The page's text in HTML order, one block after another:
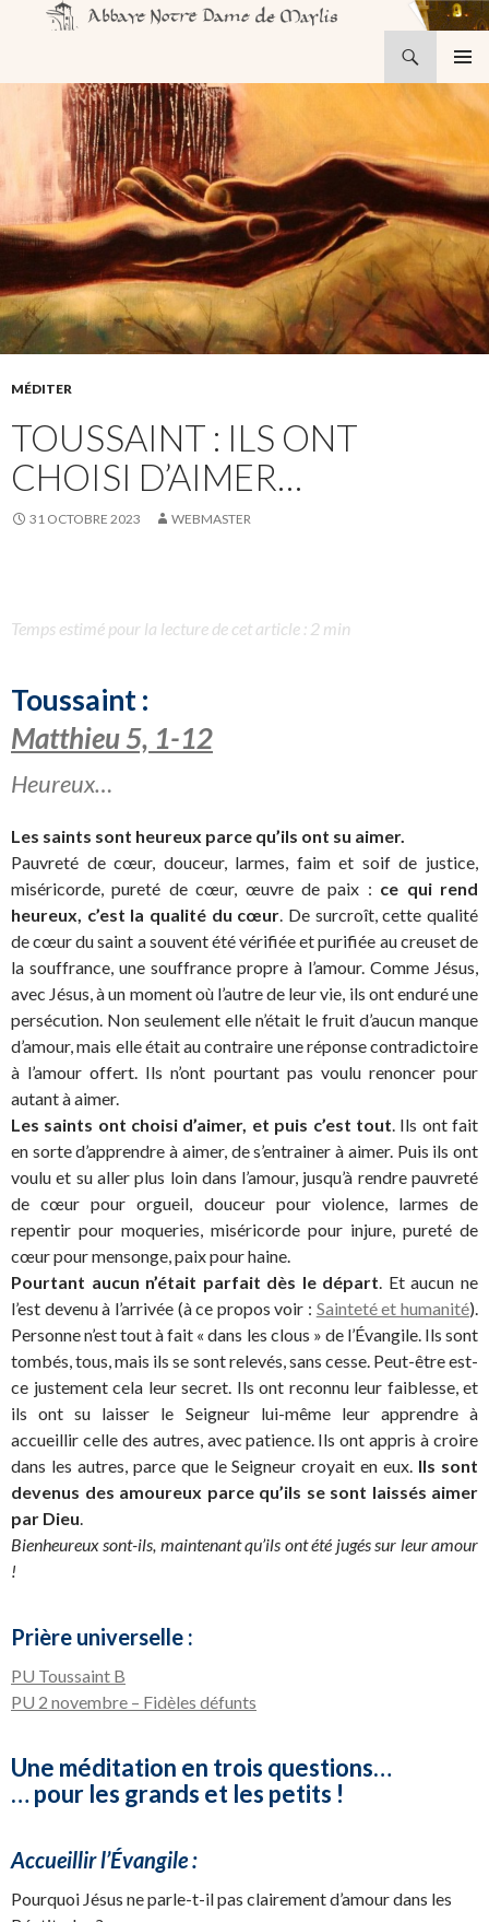
MENU
CONTENU
MÉDITER
TOUSSAINT : ILS ONT
CHOISI D’AIMER…
31 OCTOBRE 2023 WEBMASTER
Temps estimé pour la lecture de cet article : 2 min
Toussaint :
Matthieu 5, 1-12
Heureux…
Les saints sont heureux parce qu’ils ont su aimer.
Pauvreté de cœur, douceur, larmes, faim et soif de justice,
miséricorde, pureté de cœur, œuvre de paix : ce qui rend
heureux, c’est la qualité du cœur. De surcroît, cette qualité
de cœur du saint a souvent été vérifiée et purifiée au creuset de
la souffrance, une souffrance propre à l’amour. Comme Jésus,
avec Jésus, à un moment où l’autre de leur vie, ils ont enduré une
persécution. Non seulement elle n’était le fruit d’aucun manque
d’amour, mais elle était au contraire une réponse contradictoire
à l’amour offert. Ils n’ont pourtant pas voulu renoncer pour
autant à aimer.
Les saints ont choisi d’aimer, et puis c’est tout. Ils ont fait
en sorte d’apprendre à aimer, de s’entrainer à aimer. Puis ils ont
voulu et su aller plus loin dans l’amour, jusqu’à rendre pauvreté
de cœur pour orgueil, douceur pour violence, larmes de
repentir pour moqueries, miséricorde pour injure, pureté de
cœur pour mensonge, paix pour haine.
Pourtant aucun n’était parfait dès le départ. Et aucun ne
l’est devenu à l’arrivée (à ce propos voir : Sainteté et humanité).
Personne n’est tout à fait « dans les clous » de l’Évangile. Ils sont
tombés, tous, mais ils se sont relevés, sans cesse. Peut-être est-
ce justement cela leur secret. Ils ont reconnu leur faiblesse, et
ils ont su laisser le Seigneur lui-même leur apprendre à
accueillir celle des autres, avec patience. Ils ont appris à croire
dans les autres, parce que le Seigneur croyait en eux. Ils sont
devenus des amoureux parce qu’ils se sont laissés aimer
par Dieu.
Bienheureux sont-ils, maintenant qu’ils ont été jugés sur leur amour
!
Prière universelle :
PU Toussaint B
PU 2 novembre – Fidèles défunts
Une méditation en trois questions…
… pour les grands et les petits !
Accueillir l’Évangile :
Pourquoi Jésus ne parle-t-il pas clairement d’amour dans les